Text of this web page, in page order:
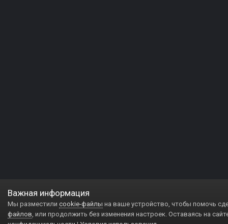
Важная информация
Мы разместили cookie-файлы на ваше устройство, чтобы помочь
файлов, или продолжить без изменения настроек. Оставаясь на